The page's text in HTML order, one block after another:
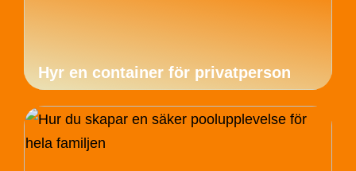
Hyr en container för privatperson